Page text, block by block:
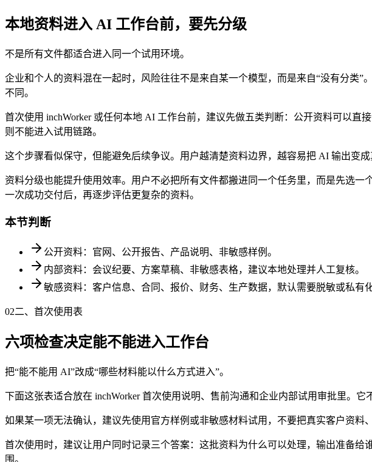
本地资料进入 AI 工作台前，要先分级
不是所有文件都适合进入同一个试用环境。
企业和个人的资料混在一起时，风险往往不是来自某一个模型，而是来自“没有分类
不同。
首次使用 inchWorker 或任何本地 AI 工作台前，建议先做五类判断：公开资料可以
则不能进入试用链路。
这个步骤看似保守，但能避免后续争议。用户越清楚资料边界，越容易把 AI 输出变
资料分级也能提升使用效率。用户不必把所有文件都搬进同一个任务里，而是先选
一次成功交付后，再逐步评估更复杂的资料。
本节判断
公开资料：官网、公开报告、产品说明、非敏感样例。
内部资料：会议纪要、方案草稿、非敏感表格，建议本地处理并人工复核。
敏感资料：客户信息、合同、报价、财务、生产数据，默认需要脱敏或私有化
02二、首次使用表
六项检查决定能不能进入工作台
把“能不能用 AI”改成“哪些材料能以什么方式进入”。
下面这张表适合放在 inchWorker 首次使用说明、售前沟通和企业内部试用审批里。
如果某一项无法确认，建议先使用官方样例或非敏感材料试用，不要把真实客户资料
首次使用时，建议让用户同时记录三个答案：这批资料为什么可以处理，输出准备
围。